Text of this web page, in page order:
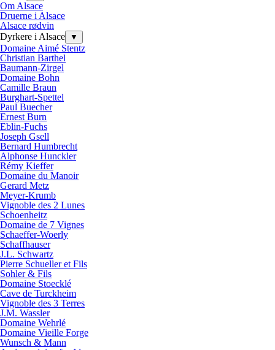
Om Alsace
Druerne i Alsace
Alsace rødvin
Dyrkere i Alsace
▼
Domaine Aimé Stentz
Christian Barthel
Baumann-Zirgel
Domaine Bohn
Camille Braun
Burghart-Spettel
Paul Buecher
Ernest Burn
Eblin-Fuchs
Joseph Gsell
Bernard Humbrecht
Alphonse Hunckler
Rémy Kieffer
Domaine du Manoir
Gerard Metz
Meyer-Krumb
Vignoble des 2 Lunes
Schoenheitz
Domaine de 7 Vignes
Schaeffer-Woerly
Schaffhauser
J.L. Schwartz
Pierre Schueller et Fils
Sohler & Fils
Domaine Stoecklé
Cave de Turckheim
Vignoble des 3 Terres
J.M. Wassler
Domaine Wehrlé
Domaine Vieille Forge
Wunsch & Mann